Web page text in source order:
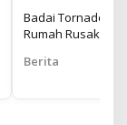
Badai Tornado
Rumah Rusak
Berita